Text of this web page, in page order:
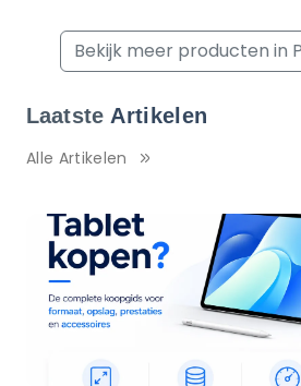
Bekijk meer producten in
Laatste Artikelen
Alle Artikelen